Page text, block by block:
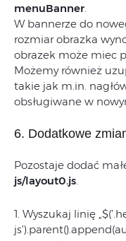
menuBanner.
W bannerze do
rozmiar obrazka
obrazek może miec
Możemy również
takie jak m.in.
obsługiwane w
6. Dodatkowe
Pozostaje dodać
js/layout0.js.
1. Wyszukaj linię